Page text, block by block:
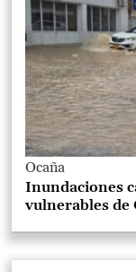
Ocaña
Inundaciones
vulnerables de